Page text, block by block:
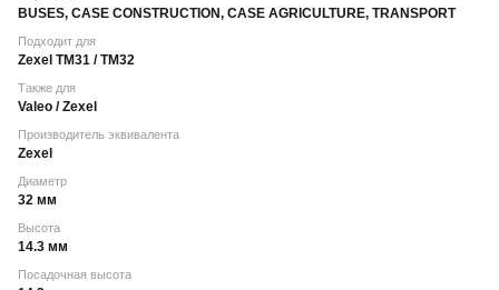
BUSES, CASE CONSTRUCTION, CASE AGRICULTURE, TRANSPORT
Подходит для
Zexel TM31 / TM32
Также для
Valeo / Zexel
Производитель эквивалента
Zexel
Диаметр
32 мм
Высота
14.3 мм
Посадочная высота